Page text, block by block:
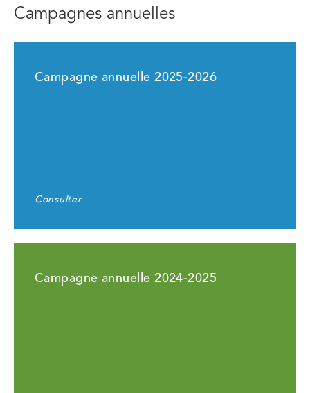
Campagnes annuelles
Campagne annuelle 2025-2026
Consulter
Campagne annuelle 2024-2025